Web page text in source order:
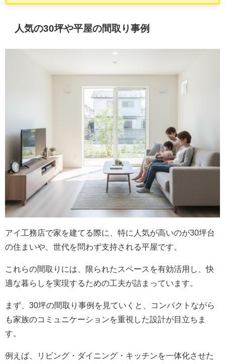
人気の30坪や平屋の間取り事例
アイ工務店で家を建てる際に、特に人気が高いのが30坪台
の住まいや、世代を問わず支持される平屋です。
これらの間取りには、限られたスペースを有効活用し、快
適な暮らしを実現するための工夫が詰まっています。
まず、30坪の間取り事例を見ていくと、コンパクトながら
も家族のコミュニケーションを重視した設計が目立ちま
す。
例えば、リビング・ダイニング・キッチンを一体化させた